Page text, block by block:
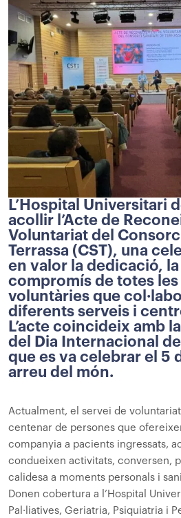
L’Hospital Universitari
acollir l’Acte de
Voluntariat del
Terrassa (CST), una
en valor la dedicació,
compromís de totes
voluntàries que
diferents serveis i
L’acte coincideix amb
del Dia Internacional
que es va celebrar el 5
arreu del món.
Actualment, el servei de
centenar de persones que
companyia a pacients ingressats,
condueixen activitats, conversen,
calidesa a moments personals i
Donen cobertura a l’Hospital
Pal·liatives, Geriatria, Psiquiatria i